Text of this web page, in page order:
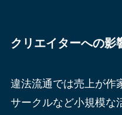
クリエイターへの影
違法流通では売上が作
サークルなど小規模な